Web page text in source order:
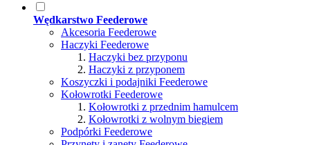
Wędkarstwo Feederowe
Akcesoria Feederowe
Haczyki Feederowe
Haczyki bez przyponu
Haczyki z przyponem
Koszyczki i podajniki Feederowe
Kołowrotki Feederowe
Kołowrotki z przednim hamulcem
Kołowrotki z wolnym biegiem
Podpórki Feederowe